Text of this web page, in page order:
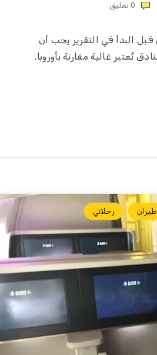
0 تعليق
البدأ في التقرير يجب أن
تُعتبر غالية مقارنة بأوروبا.
طيران رحلاتي